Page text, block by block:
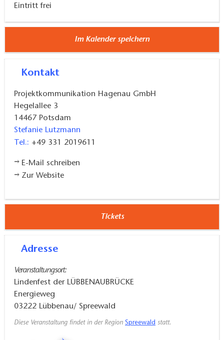
Eintritt frei
Im Kalender speichern
Kontakt
Projektkommunikation Hagenau GmbH
Hegelallee 3
14467 Potsdam
Stefanie Lutzmann
Tel.: +49 331 2019611
E-Mail schreiben
Zur Website
Tickets
Adresse
Veranstaltungsort:
Lindenfest der LÜBBENAUBRÜCKE
Energieweg
03222 Lübbenau/ Spreewald
Diese Veranstaltung findet in der Region Spreewald statt.